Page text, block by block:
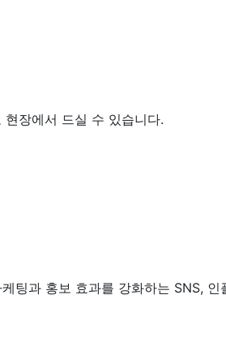
장에서 드실 수 있습니다.
과 홍보 효과를 강화하는 SNS,